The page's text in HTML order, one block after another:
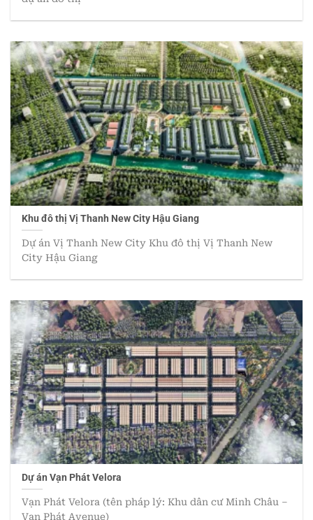
Khu đô thị Vị Thanh New City Hậu Giang
Dự án Vị Thanh New City Khu đô thị Vị Thanh New
City Hậu Giang
Dự án Vạn Phát Velora
Vạn Phát Velora (tên pháp lý: Khu dân cư Minh Châu –
Vạn Phát Avenue)